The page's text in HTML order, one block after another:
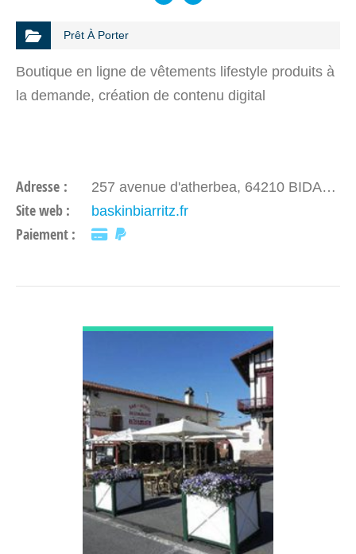
Prêt À Porter
Boutique en ligne de vêtements lifestyle produits à
la demande, création de contenu digital
Adresse : 257 avenue d'atherbea, 64210 BIDART
Site web : baskinbiarritz.fr
Paiement :